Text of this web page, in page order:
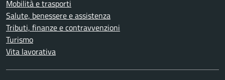
Mobilità e trasporti
Salute, benessere e assistenza
Tributi, finanze e contravvenzioni
Turismo
Vita lavorativa